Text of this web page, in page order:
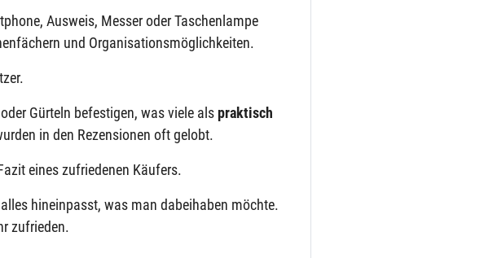
Ausweis, Messer oder Taschenlampe
und Organisationsmöglichkeiten.
Gürteln befestigen, was viele als praktisch
in den Rezensionen oft gelobt.
eines zufriedenen Käufers.
hineinpasst, was man dabeihaben möchte.
zufrieden.